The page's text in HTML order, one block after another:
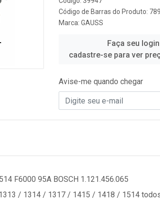
Código de Barras do Produto:
Marca: GAUSS
Faça seu
cadastre-se para ver
Avise-me quando chegar
F6000 95A BOSCH 1.121.456.065
/ 1314 / 1317 / 1415 / 1418 / 1514